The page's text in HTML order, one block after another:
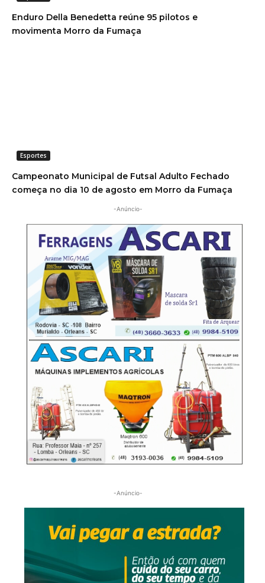
Enduro Della Benedetta reúne 95 pilotos e
movimenta Morro da Fumaça
Esportes
Campeonato Municipal de Futsal Adulto Fechado
começa no dia 10 de agosto em Morro da Fumaça
-Anúncio-
-Anúncio-